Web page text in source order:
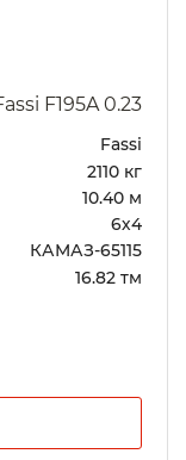
F195A 0.23
Fassi
2110 кг
10.40 м
6х4
КАМАЗ-65115
16.82 тм